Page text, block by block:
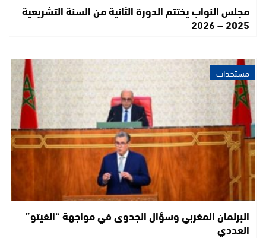
مجلس النواب يختتم الدورة الثانية من السنة التشريعية
2025 – 2026
مستجدات
البرلمان المغربي وسؤال الجدوى في مواجهة “الفيتو”
العددي